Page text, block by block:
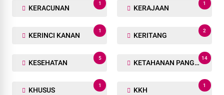
KERACUNAN
1
KERAJAAN
1
KERINCI KANAN
1
KERITANG
2
KESEHATAN
5
KETAHANAN PANGAN
14
KHUSUS
1
KKH
1